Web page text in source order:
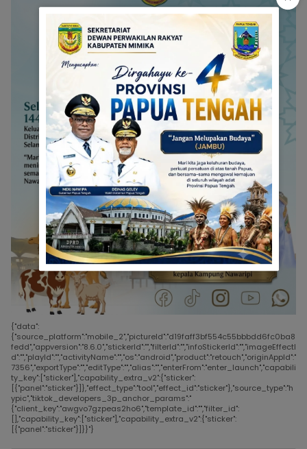
{"data":
{"source_platform":"mobile_2","pictureId":"d19faff3bf554c55bbbdd6fc0ba8
fedd","appversion":"8.6.0","stickerId":"","filterId":"","infoStickerId":"","imageEffectI
d":"","playId":"","activityName":"","os":"android","product":"retouch","originAppId":"
7356","exportType":"","editType":"","alias":"","enterFrom":"enter_launch","capabili
ty_key":["sticker"],"capability_extra_v2":{"sticker":
[{"panel":"sticker"}]},"effect_type":"tool","effect_id":"sticker"},"source_type":"h
ypic","tiktok_developers_3p_anchor_params":"
{"client_key":"awgvo7gzpeas2ho6","template_id":"","filter_id":
[],"capability_key":["sticker"],"capability_extra_v2":{"sticker":
[{"panel":"sticker"}]}}"}